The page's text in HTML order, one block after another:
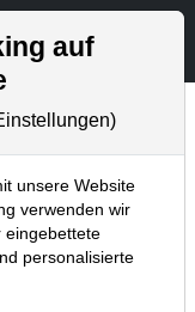
und Artikelsuche
auf
unsere Website
verwenden wir
eingebettete
personalisierte